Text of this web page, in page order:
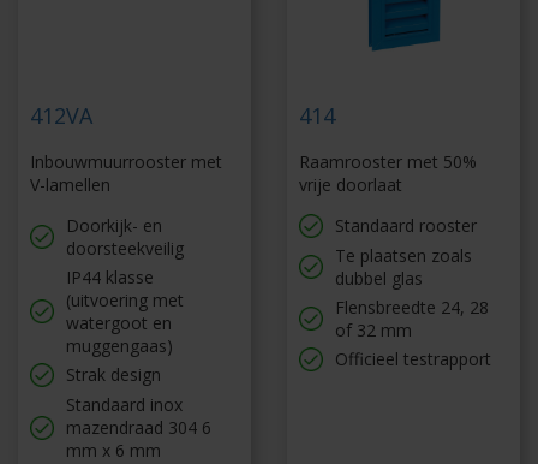
412VA
Inbouwmuurrooster met
V-lamellen
Doorkijk- en
doorsteekveilig
IP44 klasse
(uitvoering met
watergoot en
muggengaas)
Strak design
Standaard inox
mazendraad 304 6
mm x 6 mm
414
Raamrooster met 50%
vrije doorlaat
Standaard rooster
Te plaatsen zoals
dubbel glas
Flensbreedte 24, 28
of 32 mm
Officieel testrapport